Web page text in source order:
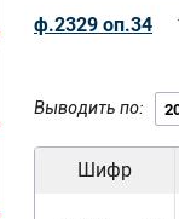
ф.2329 оп.34
Выводить по:
Шифр